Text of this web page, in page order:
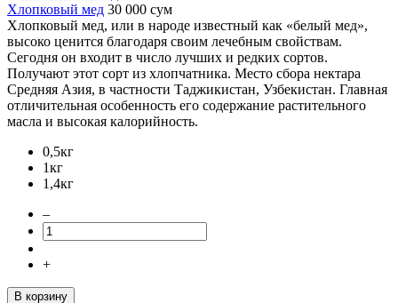
Хлопковый мед 30 000 сум
Хлопковый мед, или в народе известный как «белый мед»,
высоко ценится благодаря своим лечебным свойствам.
Сегодня он входит в число лучших и редких сортов.
Получают этот сорт из хлопчатника. Место сбора нектара
Средняя Азия, в частности Таджикистан, Узбекистан. Главная
отличительная особенность его содержание растительного
масла и высокая калорийность.
0,5кг
1кг
1,4кг
–
+
В корзину